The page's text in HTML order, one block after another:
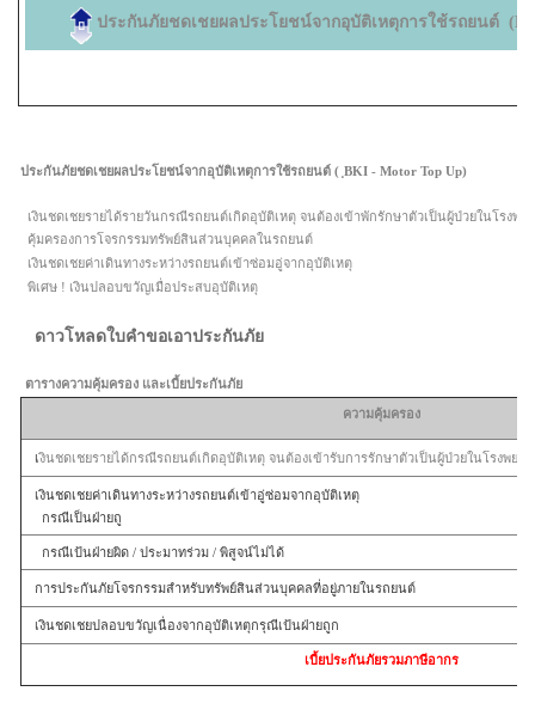
ประกันภัยชดเชยผลประโยชน์จากอุบัติเหตุการใช้รถยนต์
ประกันภัยชดเชยผลประโยชน์จากอุบัติเหตุการใช้รถยนต์ ( ฺBKI - Motor Top Up)
เงินชดเชยรายได้รายวันกรณีรถยนต์เกิดอุบัติเหตุ จนต้องเข้าพักรักษาตัวเป็นผู้ป่วยในโรงพย
คุ้มครองการโจรกรรมทรัพย์สินส่วนบุคคลในรถยนต์
​ เงินชดเชยค่าเดินทางระหว่างรถยนต์เข้าซ่อมอู่จากอุบัติเหตุ
​ พิเศษ ! เงินปลอบขวัญเมื่อประสบอุบัติเหตุ
ดาวโหลดใบคำขอเอาประกันภัย
ตารางความคุ้มครอง และเบี้ยประกันภัย
ความคุ้มครอง
​ เงินชดเชยรายได้กรณีรถยนต์เกิดอุบัติเหตุ จนต้องเข้ารับการรักษาตัวเป็นผู้ป่วยในโรงพยา
เงินชดเชยค่าเดินทางระหว่างรถยนต์เข้าอู่ซ่อมจากอุบัติเหตุ
กรณีเป็นฝ่ายถู
กรณีเป้นฝ่ายผิด / ประมาทร่วม / พิสูจน์ไม่ได้
การประกันภัยโจรกรรมสำหรับทรัพย์สินส่วนบุคคลที่อยู่ภายในรถยนต์
เงินชดเชยปลอบขวัญเนื่องจากอุบัติเหตุกรุณีเป้นฝ่ายถูก
เบี้ยประกันภัยรวมภาษีอากร